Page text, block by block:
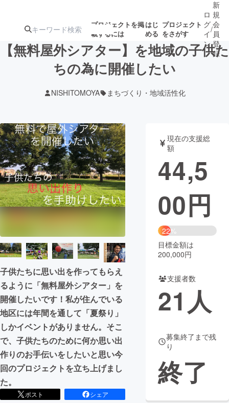
プロジェクトを掲
載するには
はじ
める
プロジェクト
をさがす
ターン
ジェクト
募集終了が近いプ
ロジェクト
されます
アート・写真 音楽
テクノロジー・ガジェット ゲーム・
映像・映画 書籍・雑誌
ビジネス・起業 チャレンジ
まちづくり・地域活性化
CAMPFIRE for Social Good
CAMPFIRE Creation
CAMPFIREふるさと納税machi-ya コミュニティ
ロ
グ
イ
ン
/
新
規
会
員
登
録
【無料屋外シアター】を地域の子供た
ちの為に開催したい
NISHITOMOYA まちづくり・地域活性化
子供たちに思い出を作ってもらえ
るように「無料屋外シアター」を
開催したいです！私が住んでいる
地区には年間を通して「夏祭り」
しかイベントがありません。そこ
で、子供たちのために何か思い出
作りのお手伝いをしたいと思い今
回のプロジェクトを立ち上げまし
た。
ポスト
シェア
現在の支援総
額
44,5
00円
22%
目標金額は
200,000円
支援者数
21 人
募集終了まで残
り
終了